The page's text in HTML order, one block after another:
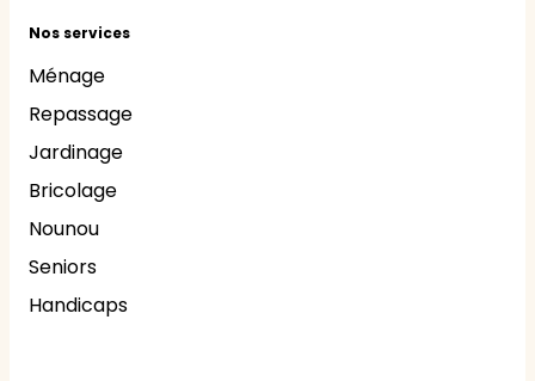
Nos services
Ménage
Repassage
Jardinage
Bricolage
Nounou
Seniors
Handicaps